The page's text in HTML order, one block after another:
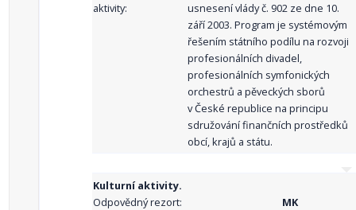
aktivity:
usnesení vlády č. 902 ze dne 10.
září 2003. Program je systémovým
řešením státního podílu na rozvoji
profesionálních divadel,
profesionálních symfonických
orchestrů a pěveckých sborů
v České republice na principu
sdružování finančních prostředků
obcí, krajů a státu.
Kulturní aktivity.
Odpovědný rezort:
MK